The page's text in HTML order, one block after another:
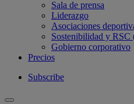
Sala de prensa
Liderazgo
Asociaciones
Sostenibilidad y RSC
Gobierno corporativo
Precios
Subscribe